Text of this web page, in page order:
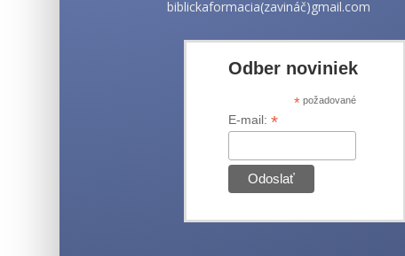
biblickaformacia(zavináč)gmail.com
Odber noviniek
*požadované
E-mail: *